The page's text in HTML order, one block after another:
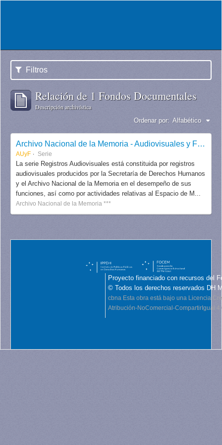
Filtros
Relación de 1 Fondos Documentales
Descripción archivística
Ordenar por: Alfabético
Archivo Nacional de la Memoria - Audiovisuales y Fotografías
AUyF Serie
La serie Registros Audiovisuales está constituida por registros
audiovisuales producidos por la Secretaría de Derechos Humanos
y el Archivo Nacional de la Memoria en el desempeño de sus
funciones, así como por actividades relativas al Espacio de M...
Archivo Nacional de la Memoria ***
Proyecto financiado con recursos del
© Todos los derechos reservados DH
cbna Esta obra está bajo una Licencia
Atribución-NoComercial-CompartirIgual